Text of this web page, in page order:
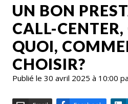
UN BON
CALL-CENTER,
QUOI,
CHOISIR?
Publié le 30 avril 2025 à 10:00